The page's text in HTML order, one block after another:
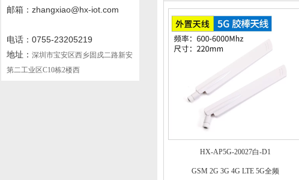
邮箱：zhangxiao@hx-iot.com
电话：0755-23205219
地址： 深圳市宝安区西乡固戍二路新安
第二工业区C10栋2楼西
HX-AP5G-20027白-D1
GSM 2G 3G 4G LTE 5G全频